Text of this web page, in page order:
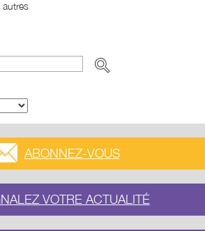
autres
ABONNEZ-VOUS
VOTRE ACTUALITÉ